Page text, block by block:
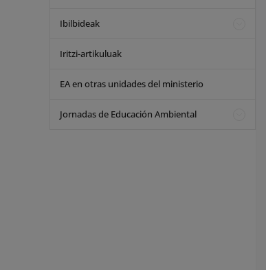
Ibilbideak
Iritzi-artikuluak
EA en otras unidades del ministerio
Jornadas de Educación Ambiental